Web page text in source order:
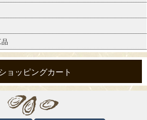
ショッピングカート